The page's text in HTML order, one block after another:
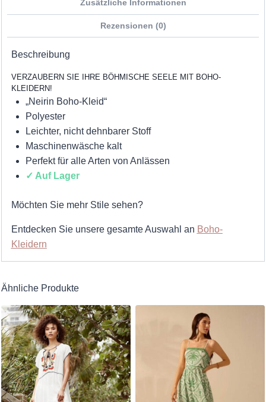
Zusätzliche Informationen
Rezensionen (0)
Beschreibung
VERZAUBERN SIE IHRE BÖHMISCHE SEELE MIT BOHO-
KLEIDERN!
„Neirin Boho-Kleid“
Polyester
Leichter, nicht dehnbarer Stoff
Maschinenwäsche kalt
Perfekt für alle Arten von Anlässen
✓ Auf Lager
Möchten Sie mehr Stile sehen?
Entdecken Sie unsere gesamte Auswahl an Boho-
Kleidern
Ähnliche Produkte